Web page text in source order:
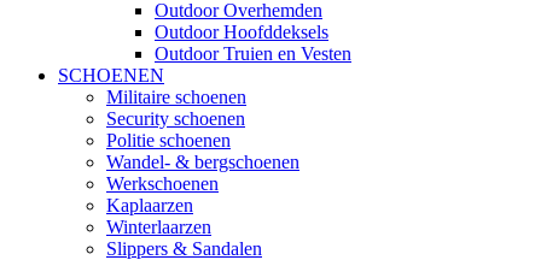
Outdoor Overhemden
Outdoor Hoofddeksels
Outdoor Truien en Vesten
SCHOENEN
Militaire schoenen
Security schoenen
Politie schoenen
Wandel- & bergschoenen
Werkschoenen
Kaplaarzen
Winterlaarzen
Slippers & Sandalen